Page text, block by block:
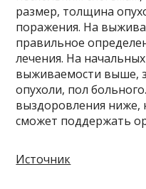
размер, толщина
поражения. На
правильное
лечения. На
выживаемости выше,
опухоли, пол
выздоровления ниже,
сможет поддержать
Источник